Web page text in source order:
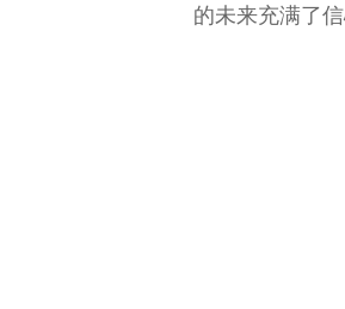
的未来充满了